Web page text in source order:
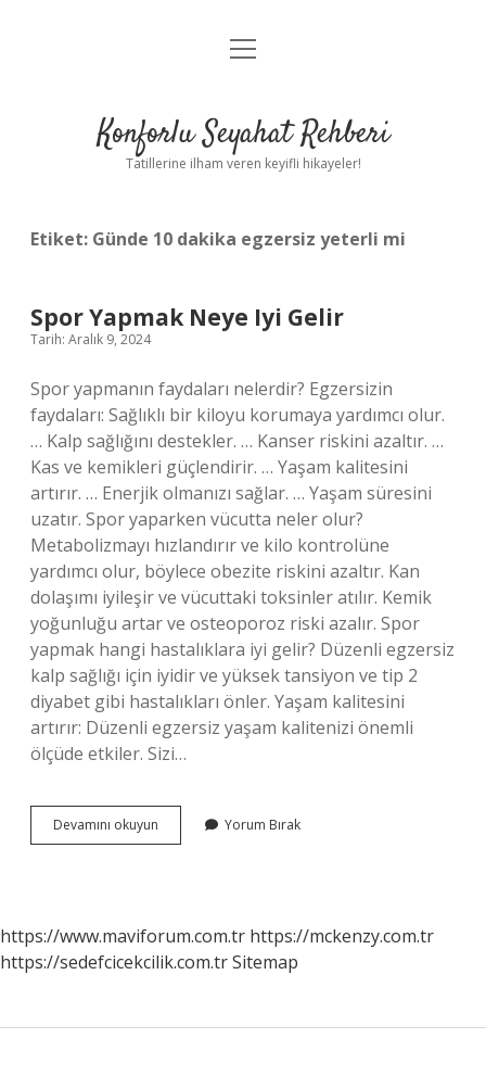
Anasayfa
Yasal Uyarı
menüyü
Konforlu Seyahat Rehberi
Tatillerine ilham veren keyifli hikayeler!
Etiket: Günde 10 dakika egzersiz yeterli mi
Spor Yapmak Neye Iyi Gelir
Tarih: Aralık 9, 2024
Spor yapmanın faydaları nelerdir? Egzersizin
faydaları: Sağlıklı bir kiloyu korumaya yardımcı olur.
… Kalp sağlığını destekler. … Kanser riskini azaltır. …
Kas ve kemikleri güçlendirir. … Yaşam kalitesini
artırır. … Enerjik olmanızı sağlar. … Yaşam süresini
uzatır. Spor yaparken vücutta neler olur?
Metabolizmayı hızlandırır ve kilo kontrolüne
yardımcı olur, böylece obezite riskini azaltır. Kan
dolaşımı iyileşir ve vücuttaki toksinler atılır. Kemik
yoğunluğu artar ve osteoporoz riski azalır. Spor
yapmak hangi hastalıklara iyi gelir? Düzenli egzersiz
kalp sağlığı için iyidir ve yüksek tansiyon ve tip 2
diyabet gibi hastalıkları önler. Yaşam kalitesini
artırır: Düzenli egzersiz yaşam kalitenizi önemli
ölçüde etkiler. Sizi…
Devamını okuyun
Yapmak
Yorum Bırak
https://www.maviforum.com.tr https://mckenzy.com.tr
https://sedefcicekcilik.com.trSitemap